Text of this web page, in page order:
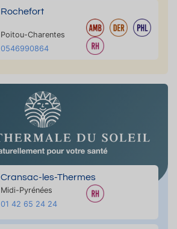
Rochefort
Poitou-Charentes
0546990864
Cransac-les-Thermes
Midi-Pyrénées
01 42 65 24 24